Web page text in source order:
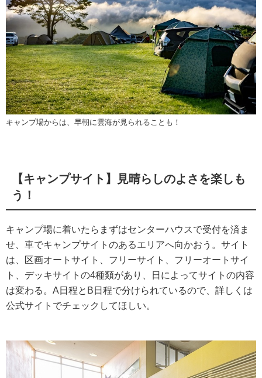
キャンプ場からは、早朝に雲海が見られることも！
【キャンプサイト】見晴らしのよさを楽しも
う！
キャンプ場に着いたらまずはセンターハウスで受付を済ま
せ、車でキャンプサイトのあるエリアへ向かおう。サイト
は、区画オートサイト、フリーサイト、フリーオートサイ
ト、デッキサイトの4種類があり、日によってサイトの内容
は変わる。A日程とB日程で分けられているので、詳しくは
公式サイトでチェックしてほしい。